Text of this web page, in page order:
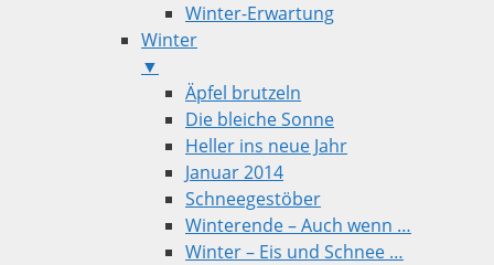
Winter-Erwartung
Winter
▼
Äpfel brutzeln
Die bleiche Sonne
Heller ins neue Jahr
Januar 2014
Schneegestöber
Winterende – Auch wenn …
Winter – Eis und Schnee …